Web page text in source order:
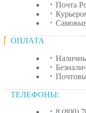
Почта
ОПЛАТА
ТЕЛЕФОНЫ: